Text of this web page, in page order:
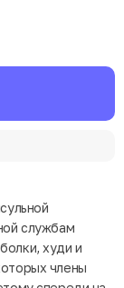
службам
худи и
члены